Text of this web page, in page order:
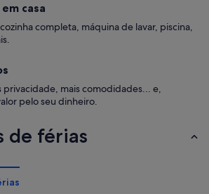
casa
completa, máquina de lavar, piscina,
privacidade, mais comodidades... e,
pelo seu dinheiro.
de férias